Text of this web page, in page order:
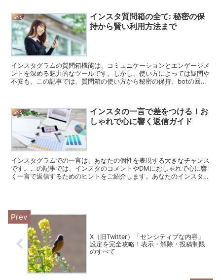
SNS
インスタ質問箱の全て: 秘密の保
持から賢い利用方法まで
インスタグラムの質問箱機能は、コミュニケーションとエンゲージメ
ントを深める魅力的なツールです。しかし、使い方によっては疑問や
不安も。この記事では、質問箱の使い方から秘密の保持、botの回避
SNS
インスタの一言で差をつける！お
しゃれで心に響く返信ガイド
インスタグラムでの一言は、あなたの個性を表現する大きなチャンス
です。この記事では、インスタのコメントやDMにおしゃれで心に響
く一言で返信するためのヒントをご紹介します。あなたのインスタラ
X（旧Twitter）「センシティブな内容」
設定を完全攻略！表示・解除・投稿制限
のすべて